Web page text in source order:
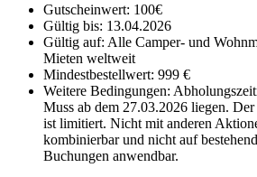
Gutscheinwert: 100€
Gültig bis: 13.04.2026
Gültig auf: Alle Camper- und
Mieten weltweit
Mindestbestellwert: 999 €
Weitere Bedingungen:
Muss ab dem 27.03.2026 liegen.
ist limitiert. Nicht mit anderen
kombinierbar und nicht auf
Buchungen anwendbar.